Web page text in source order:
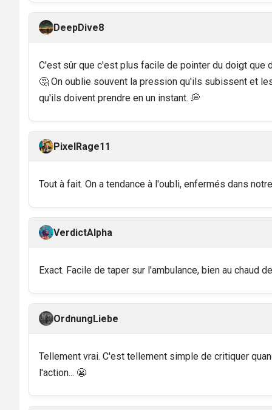
DeepDive8
C'est sûr que c'est plus facile de pointer du doigt que
🤔 On oublie souvent la pression qu'ils subissent et
qu'ils doivent prendre en un instant. 💭
PixelRage11
Tout à fait. On a tendance à l'oubli, enfermés dans
VerdictAlpha
Exact. Facile de taper sur l'ambulance, bien au chaud
OrdnungLiebe
Tellement vrai. C'est tellement simple de critiquer
l'action... 😬